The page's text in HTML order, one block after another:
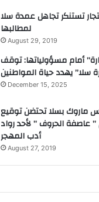
تستنكر تجاهل عمدة سلا
لمطالبها
August 29, 2019
أمام مسؤولياتها: توقف
سلا” يهدد حياة المواطنين
December 15, 2025
بسلا تحتضن توقيع
عاصفة الحروف ” لأحد رواد
أدب المهجر
August 27, 2019